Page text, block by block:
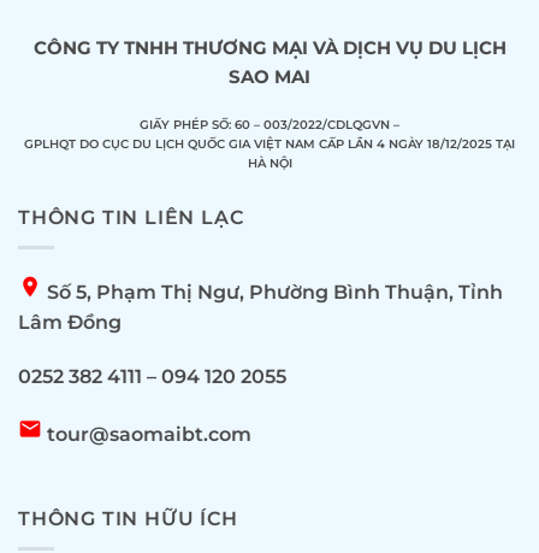
CÔNG TY TNHH THƯƠNG MẠI VÀ DỊCH VỤ DU LỊCH
SAO MAI
GIẤY PHÉP SỐ: 60 – 003/2022/CDLQGVN –
GPLHQT DO CỤC DU LỊCH QUỐC GIA VIỆT NAM CẤP LẦN 4 NGÀY 18/12/2025 TẠI
HÀ NỘI
THÔNG TIN LIÊN LẠC
location_on Số 5, Phạm Thị Ngư, Phường Bình Thuận, Tỉnh
Lâm Đồng
0252 382 4111 – 094 120 2055
email tour@saomaibt.com
THÔNG TIN HỮU ÍCH